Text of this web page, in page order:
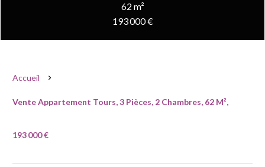
62 m²
193 000 €
Accueil
Vente Appartement Tours, 3 Pièces, 2 Chambres, 62 M²,
193 000 €